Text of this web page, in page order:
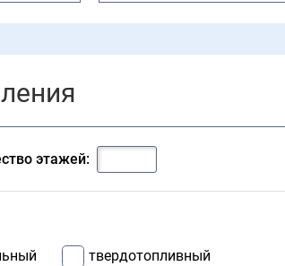
этажей:
твердотопливный